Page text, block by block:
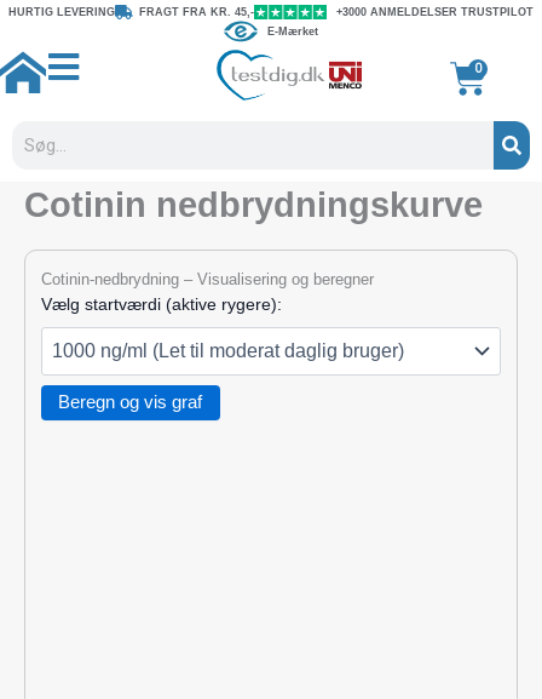
Gå
indholdet
HURTIG LEVERING FRAGT FRA KR. 45,-
+3000 ANMELDELSER TRUSTPILOT
E-Mærket
0
Kurv
Cotinin nedbrydningskurve
Cotinin-nedbrydning – Visualisering og beregner
Vælg startværdi (aktive rygere):
Beregn og vis graf